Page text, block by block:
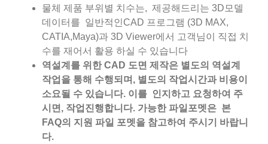
물체 제품 부위별 치수는, 제공해드리는 3D모델
데이터를 일반적인CAD 프로그램 (3D MAX,
CATIA,Maya)과 3D Viewer에서 고객님이 직접 치
수를 재어서 활용 하실 수 있습니다
역설계를 위한 CAD 도면 제작은 별도의 역설계
작업을 통해 수행되며, 별도의 작업시간과 비용이
소요될 수 있습니다. 이를 인지하고 요청하여 주
시면, 작업진행합니다. 가능한 파일포멧은 본
FAQ의 지원 파일 포멧을 참고하여 주시기 바랍니
다.